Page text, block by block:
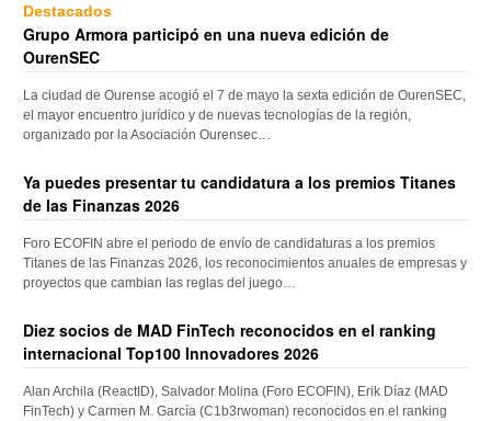
Destacados
Grupo Armora participó en una nueva edición de
OurenSEC
La ciudad de Ourense acogió el 7 de mayo la sexta edición de OurenSEC,
el mayor encuentro jurídico y de nuevas tecnologías de la región,
organizado por la Asociación Ourensec…
Ya puedes presentar tu candidatura a los premios Titanes
de las Finanzas 2026
Foro ECOFIN abre el periodo de envío de candidaturas a los premios
Titanes de las Finanzas 2026, los reconocimientos anuales de empresas y
proyectos que cambian las reglas del juego…
Diez socios de MAD FinTech reconocidos en el ranking
internacional Top100 Innovadores 2026
Alan Archila (ReactID), Salvador Molina (Foro ECOFIN), Erik Díaz (MAD
FinTech) y Carmen M. García (C1b3rwoman) reconocidos en el ranking